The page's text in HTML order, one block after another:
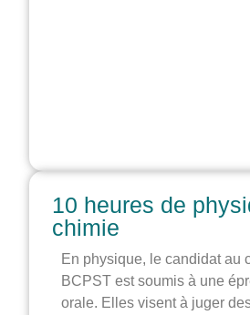
10 heures de
chimie
En physique, le candidat au
BCPST est soumis à une
orale. Elles visent à juger